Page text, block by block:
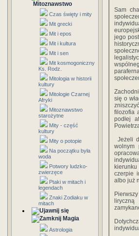
Mitoznawstwo
Czas święty i mity
Mit grecki
Mit i epos
Mit i kultura
Mit i sen
Mit kosmogoniczny
Ks. Rodz.
Mitologia w historii
kultury
Mitologie Czarnej
Afryki
Mitoznawstwo
starożytne
Mity - część
kultury
Mity o potopie
Na początku była
woda
Potwory ludzko-
zwierzęce
Ptaki w mitach i
legendach
Znaki Zodiaku w
mitach
Magia
Astrologia
Sam
jego
się o
zniszczyć
filozofia
podłej
Jeżeli
wolnym
czerpie
albo już